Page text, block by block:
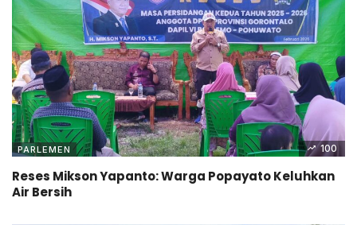
PARLEMEN 100
Reses Mikson Yapanto: Warga Popayato Keluhkan
Air Bersih